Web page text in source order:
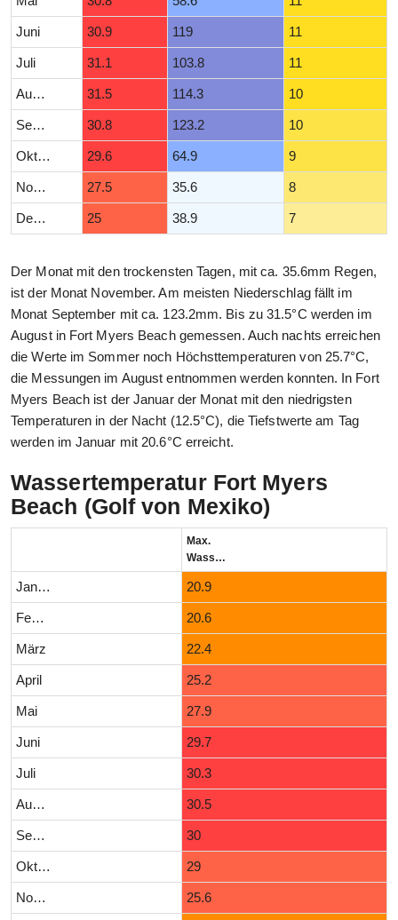
Juni 30.9 119 11
Juli 31.1 103.8 11
August 31.5 114.3 10
September 30.8 123.2 10
Oktober 29.6 64.9 9
November 27.5 35.6 8
Dezember 25 38.9 7
Der Monat mit den trockensten Tagen, mit ca. 35.6mm Regen,
ist der Monat November. Am meisten Niederschlag fällt im
Monat September mit ca. 123.2mm. Bis zu 31.5°C werden im
August in Fort Myers Beach gemessen. Auch nachts erreichen
die Werte im Sommer noch Höchsttemperaturen von 25.7°C,
die Messungen im August entnommen werden konnten. In Fort
Myers Beach ist der Januar der Monat mit den niedrigsten
Temperaturen in der Nacht (12.5°C), die Tiefstwerte am Tag
werden im Januar mit 20.6°C erreicht.
Wassertemperatur Fort Myers
Beach (Golf von Mexiko)
Max.
Wassertemperatur (°C)
Januar 20.9
Februar 20.6
März 22.4
April 25.2
Mai 27.9
Juni 29.7
Juli 30.3
August 30.5
September 30
Oktober 29
November 25.6